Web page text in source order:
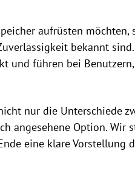
aufrüsten
bekannt
und führen bei
nur die Unterschiede
angesehene Option.
eine klare